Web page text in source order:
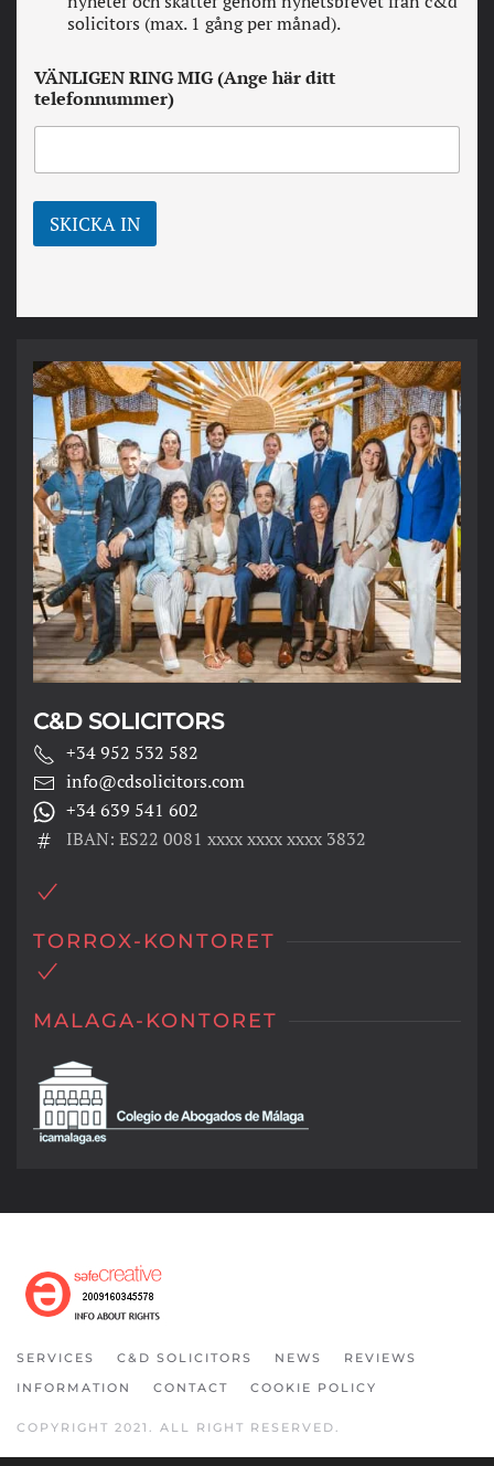
l
k
o
r
e
t
t
r
solicitors (max. 1 gång per månad).
VÄNLIGEN RING MIG (Ange här ditt
telefonnummer)
SKICKA IN
C&D SOLICITORS
+34 952 532 582
info@cdsolicitors.com
+34 639 541 602
IBAN: ES22 0081 xxxx xxxx xxxx 3832
TORROX-KONTORET
MALAGA-KONTORET
SERVICES C&D SOLICITORS NEWS
REVIEWS
INFORMATION
CONTACT COOKIE POLICY
COPYRIGHT 2021. ALL RIGHT RESERVED.